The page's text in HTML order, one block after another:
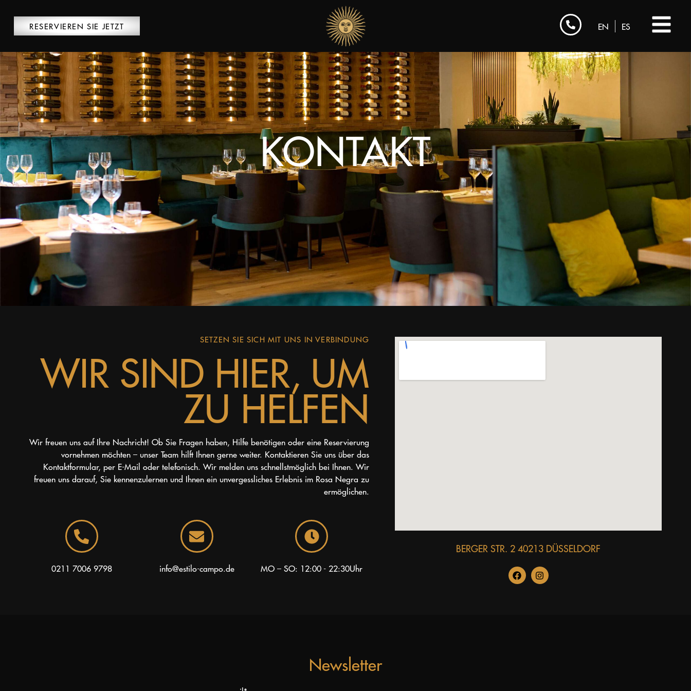
RESERVIEREN SIE JETZT EN ES
KONTAKT
SETZEN SIE SICH MIT UNS IN VERBINDUNG
WIR SIND HIER, UM
ZU HELFEN
Wir freuen uns auf Ihre Nachricht! Ob Sie Fragen haben, Hilfe benötigen oder eine Reservierung
vornehmen möchten – unser Team hilft Ihnen gerne weiter. Kontaktieren Sie uns über das
Kontaktformular, per E-Mail oder telefonisch. Wir melden uns schnellstmöglich bei Ihnen. Wir
freuen uns darauf, Sie kennenzulernen und Ihnen ein unvergessliches Erlebnis im Rosa Negra zu
ermöglichen.
0211 7006 9798 info@estilo-campo.de MO – SO: 12:00 - 22:30Uhr
BERGER STR. 2 40213 DÜSSELDORF
Newsletter